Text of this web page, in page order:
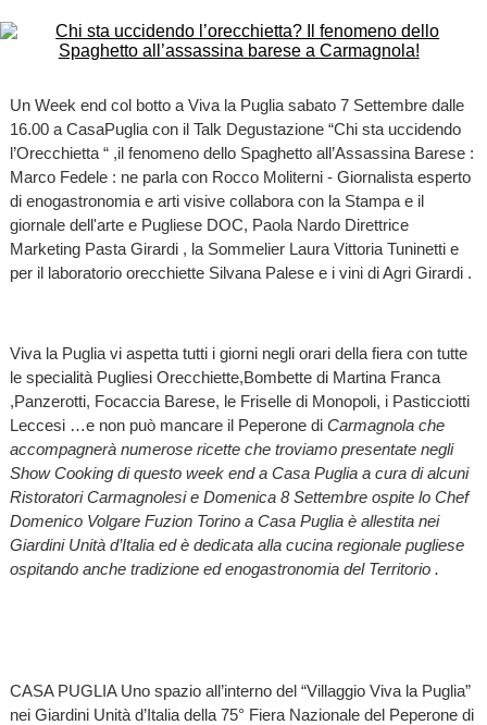
Un Week end col botto a Viva la Puglia sabato 7 Settembre dalle
16.00 a CasaPuglia con il Talk Degustazione “Chi sta uccidendo
l’Orecchietta “ ,il fenomeno dello Spaghetto all’Assassina Barese :
Marco Fedele : ne parla con Rocco Moliterni - Giornalista esperto
di enogastronomia e arti visive collabora con la Stampa e il
giornale dell'arte e Pugliese DOC, Paola Nardo Direttrice
Marketing Pasta Girardi , la Sommelier Laura Vittoria Tuninetti e
per il laboratorio orecchiette Silvana Palese e i vini di Agri Girardi .
Viva la Puglia vi aspetta tutti i giorni negli orari della fiera con tutte
le specialità Pugliesi Orecchiette,Bombette di Martina Franca
,Panzerotti, Focaccia Barese, le Friselle di Monopoli, i Pasticciotti
Leccesi …e non può mancare il Peperone di Carmagnola che
accompagnerà numerose ricette che troviamo presentate negli
Show Cooking di questo week end a Casa Puglia a cura di alcuni
Ristoratori Carmagnolesi e Domenica 8 Settembre ospite lo Chef
Domenico Volgare Fuzion Torino a Casa Puglia è allestita nei
Giardini Unità d’Italia ed è dedicata alla cucina regionale pugliese
ospitando anche tradizione ed enogastronomia del Territorio .
CASA PUGLIA Uno spazio all’interno del “Villaggio Viva la Puglia”
nei Giardini Unità d’Italia della 75° Fiera Nazionale del Peperone di